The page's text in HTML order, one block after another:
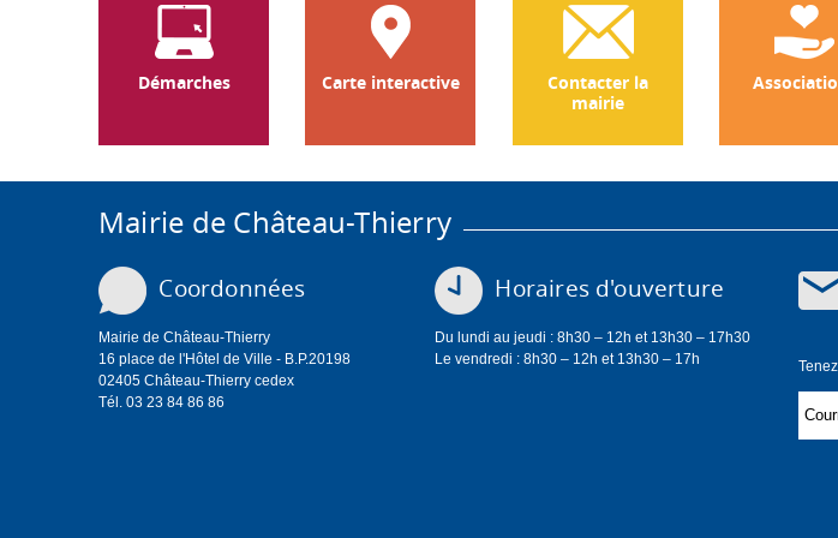
Démarches Carte interactive
Contacter la
mairie
Mairie de Château-Thierry
Coordonnées
Mairie de Château-Thierry
16 place de l'Hôtel de Ville - B.P.20198
02405 Château-Thierry cedex
Tél. 03 23 84 86 86
Horaires d'ouverture
Du lundi au jeudi : 8h30 – 12h et 13h30 – 17h30
Le vendredi : 8h30 – 12h et 13h30 – 17h